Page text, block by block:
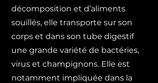
décomposition et d’aliments
souillés, elle transporte sur son
corps et dans son tube digestif
une grande variété de bactéries,
virus et champignons. Elle est
notamment impliquée dans la